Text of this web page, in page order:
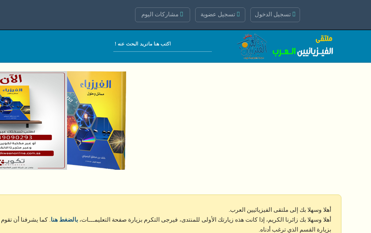
تسجيل الدخول تسجيل عضوية مشاركات اليوم
أهلا وسهلا بك إلى ملتقى الفيزيائيين العرب.
أهلا وسهلا بك زائرنا الكريم، إذا كانت هذه زيارتك الأولى للمنتدى، فيرجى التكرم بزيارة صفحة التعليمـــات، بالضغط هنا . كما يشرفنا أن تقوم
بزيارة القسم الذي ترغب أدناه.